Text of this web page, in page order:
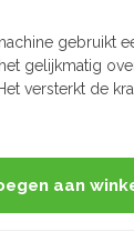
gebruikt
gelijkmatig
versterkt de
aan